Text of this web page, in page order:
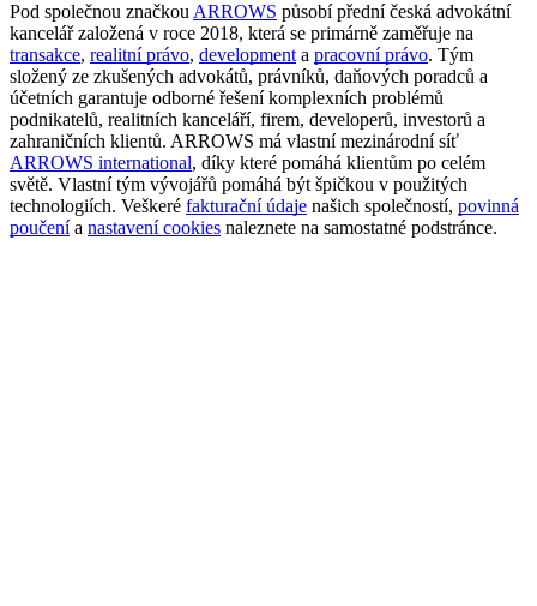
Pod společnou značkou ARROWS působí přední česká advokátní
kancelář založená v roce 2018, která se primárně zaměřuje na
transakce, realitní právo, development a pracovní právo. Tým
složený ze zkušených advokátů, právníků, daňových poradců a
účetních garantuje odborné řešení komplexních problémů
podnikatelů, realitních kanceláří, firem, developerů, investorů a
zahraničních klientů. ARROWS má vlastní mezinárodní síť
ARROWS international, díky které pomáhá klientům po celém
světě. Vlastní tým vývojářů pomáhá být špičkou v použitých
technologiích. Veškeré fakturační údaje našich společností, povinná
poučenía nastavení cookies naleznete na samostatné podstránce.